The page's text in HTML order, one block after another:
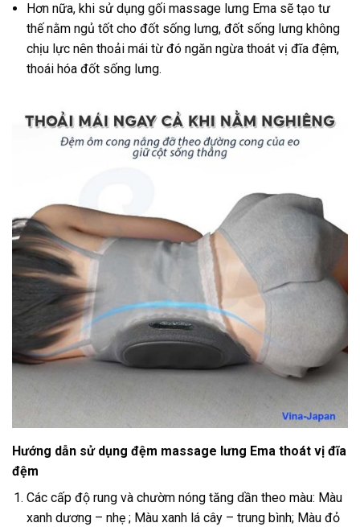
Hơn nữa, khi sử dụng gối massage lưng Ema sẽ tạo tư
thế nằm ngủ tốt cho đốt sống lưng, đốt sống lưng không
chịu lực nên thoải mái từ đó ngăn ngừa thoát vị đĩa đệm,
thoái hóa đốt sống lưng.
Hướng dẫn sử dụng đệm massage lưng Ema thoát vị đĩa
đệm
Các cấp độ rung và chườm nóng tăng dần theo màu: Màu
xanh dương – nhẹ ; Màu xanh lá cây – trung bình; Màu đỏ